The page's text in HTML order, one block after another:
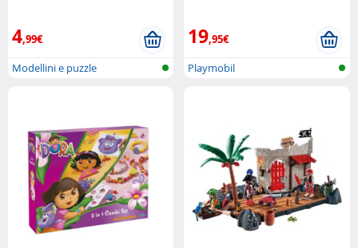
4,99€
Modellini e puzzle
19,95€
Playmobil